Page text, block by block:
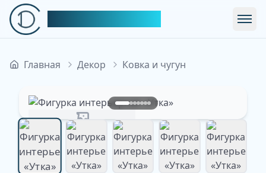
Главная Декор Ковка и чугун
Изображение недоступно